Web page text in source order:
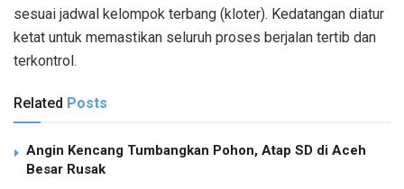
sesuai jadwal kelompok terbang (kloter). Kedatangan diatur
ketat untuk memastikan seluruh proses berjalan tertib dan
terkontrol.
Related Posts
Angin Kencang Tumbangkan Pohon, Atap SD di Aceh
Besar Rusak